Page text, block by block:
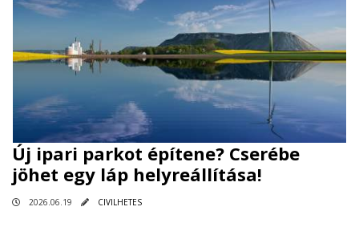
Új ipari parkot építene? Cserébe
jöhet egy láp helyreállítása!
2026.06.19 CIVILHETES